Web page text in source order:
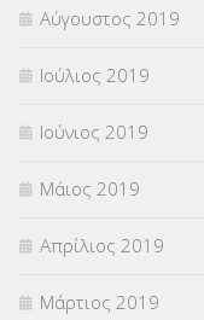
Αύγουστος 2019
Ιούλιος 2019
Ιούνιος 2019
Μάιος 2019
Απρίλιος 2019
Μάρτιος 2019